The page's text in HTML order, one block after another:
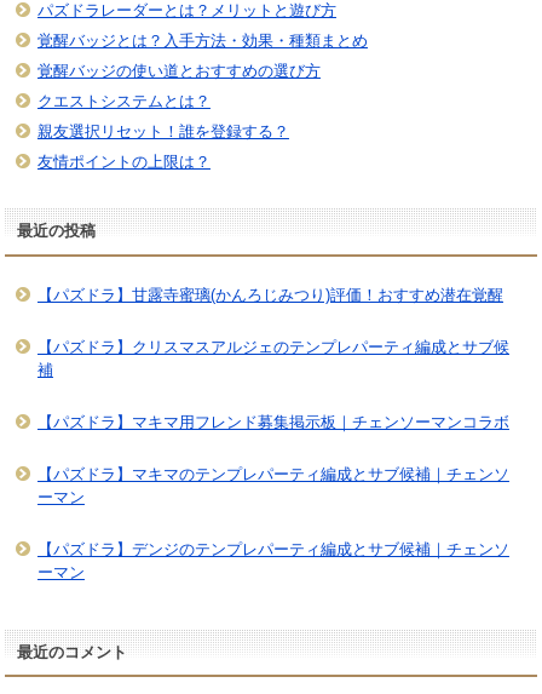
パズドラレーダーとは？メリットと遊び方
覚醒バッジとは？入手方法・効果・種類まとめ
覚醒バッジの使い道とおすすめの選び方
クエストシステムとは？
親友選択リセット！誰を登録する？
友情ポイントの上限は？
最近の投稿
【パズドラ】甘露寺蜜璃(かんろじみつり)評価！おすすめ潜在覚醒
【パズドラ】クリスマスアルジェのテンプレパーティ編成とサブ候
補
【パズドラ】マキマ用フレンド募集掲示板｜チェンソーマンコラボ
【パズドラ】マキマのテンプレパーティ編成とサブ候補｜チェンソ
ーマン
【パズドラ】デンジのテンプレパーティ編成とサブ候補｜チェンソ
ーマン
最近のコメント